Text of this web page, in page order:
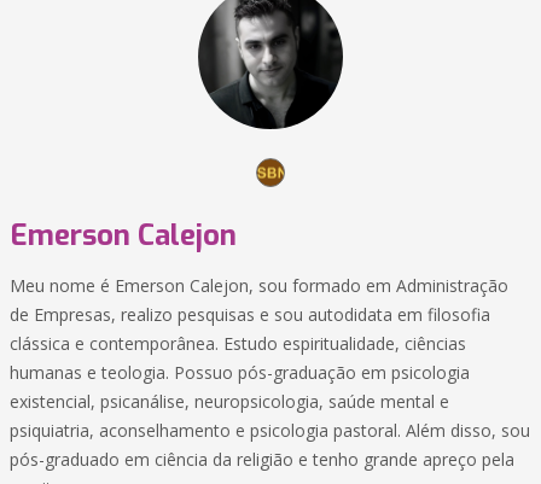
Emerson Calejon
Meu nome é Emerson Calejon, sou formado em Administração
de Empresas, realizo pesquisas e sou autodidata em filosofia
clássica e contemporânea. Estudo espiritualidade, ciências
humanas e teologia. Possuo pós-graduação em psicologia
existencial, psicanálise, neuropsicologia, saúde mental e
psiquiatria, aconselhamento e psicologia pastoral. Além disso, sou
pós-graduado em ciência da religião e tenho grande apreço pela